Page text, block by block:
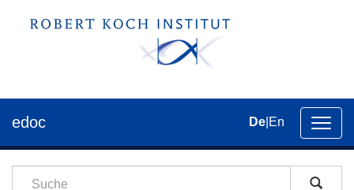
der
edoc De En